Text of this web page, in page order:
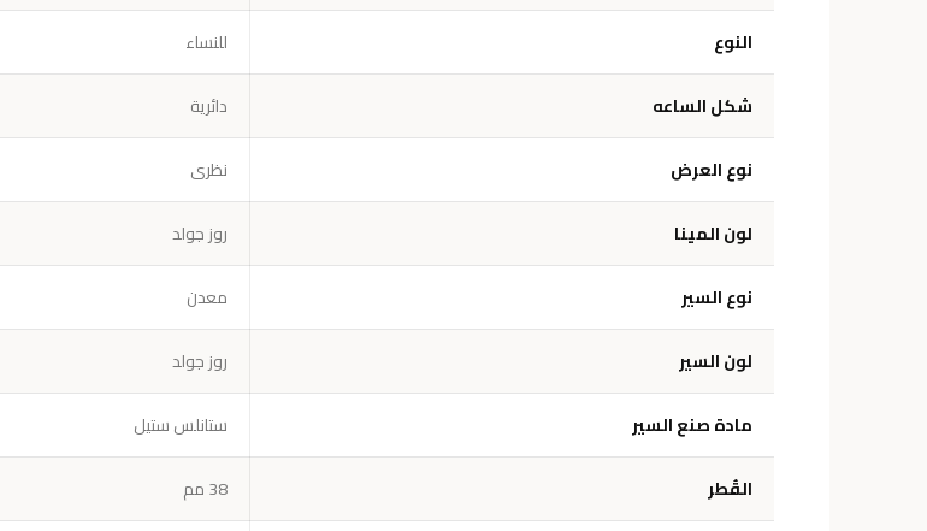
النوع للنساء
شكل الساعه دائرية
نوع العرض نظرى
لون المينا روز جولد
نوع السير معدن
لون السير روز جولد
مادة صنع السير ستانلس ستيل
القُطر 38 مم